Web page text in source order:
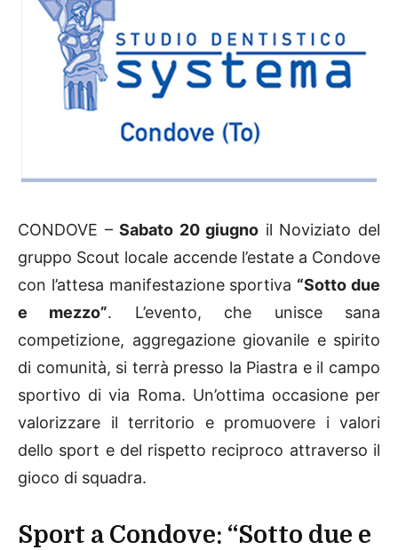
CONDOVE –Sabato 20 giugno il Noviziato del
gruppo Scout locale accende l’estate a Condove
con l’attesa manifestazione sportiva “Sotto due
e mezzo”. L’evento, che unisce sana
competizione, aggregazione giovanile e spirito
di comunità, si terrà presso la Piastra e il campo
sportivo di via Roma. Un’ottima occasione per
valorizzare il territorio e promuovere i valori
dello sport e del rispetto reciproco attraverso il
gioco di squadra.
Sport a Condove: “Sotto due e